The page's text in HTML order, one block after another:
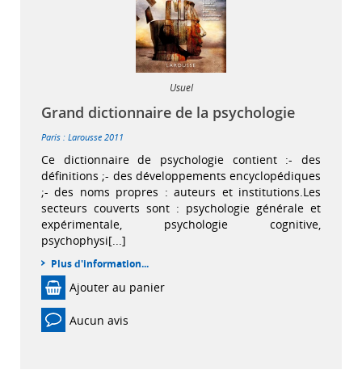
Usuel
Grand dictionnaire de la psychologie
Paris : Larousse 2011
Ce dictionnaire de psychologie contient :- des
définitions ;- des développements encyclopédiques
;- des noms propres : auteurs et institutions.Les
secteurs couverts sont : psychologie générale et
expérimentale, psychologie cognitive,
psychophysi[...]
Plus d'information...
Ajouter au panier
Aucun avis